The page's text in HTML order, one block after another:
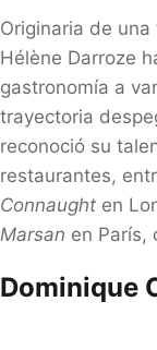
Originaria de
Hélène Darroze
gastronomía a
trayectoria
reconoció su
restaurantes,
Connaught en
Marsan en París,
Dominique